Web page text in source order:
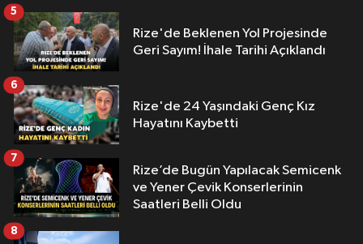
Rize'de Beklenen Yol Projesinde
Geri Sayım! İhale Tarihi Açıklandı
5
Rize'de 24 Yaşındaki Genç Kız
Hayatını Kaybetti
6
Rize’de Bugün Yapılacak Semicenk
ve Yener Çevik Konserlerinin
Saatleri Belli Oldu
7
8